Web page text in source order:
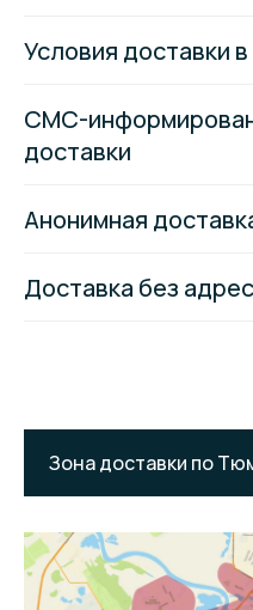
Условия доставки
СМС-
доставки
Анонимная
Доставка без